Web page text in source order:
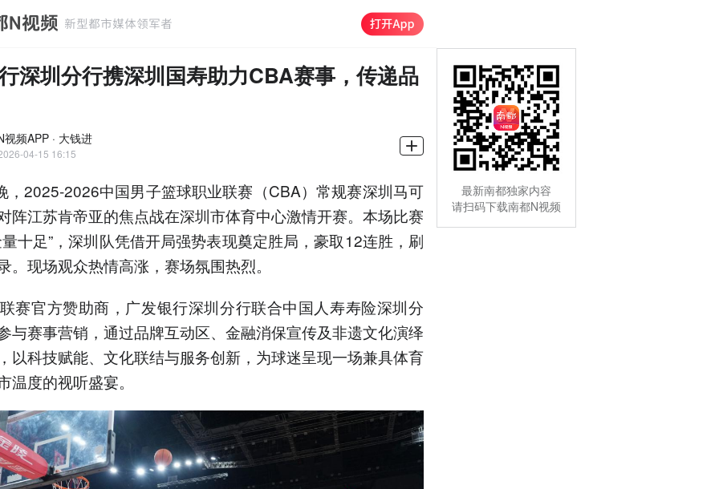
深圳分行携深圳国寿助力CBA赛事，传递品
视频APP · 大钱进
04-15 16:15
，2025-2026中国男子篮球职业联赛（CBA）常规赛深圳马可
阵江苏肯帝亚的焦点战在深圳市体育中心激情开赛。本场比赛
十足”，深圳队凭借开局强势表现奠定胜局，豪取12连胜，刷
。现场观众热情高涨，赛场氛围热烈。
赛官方赞助商，广发银行深圳分行联合中国人寿寿险深圳分
与赛事营销，通过品牌互动区、金融消保宣传及非遗文化演绎
以科技赋能、文化联结与服务创新，为球迷呈现一场兼具体育
温度的视听盛宴。
最新南都独家内容
请扫码下载南都N视频